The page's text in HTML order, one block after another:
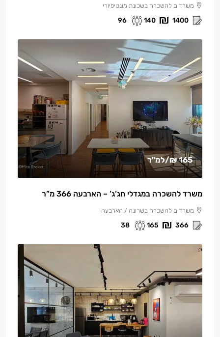
משרדים להשכרה בשכונת מונטיפיורי
1400
140
96
165 ₪ /למ"ר
משרד להשכרה במגדלי חג’ג’ – הארבעה 366 מ”ר
משרדים להשכרה בשרונה / הארבעה
366
165
38